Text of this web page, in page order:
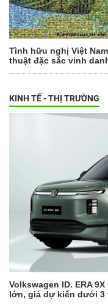
Tình hữu nghị Việt
thuật đặc sắc vinh
KINH TẾ - THỊ TRƯỜNG
Volkswagen ID. ERA
lớn, giá dự kiến dưới 3